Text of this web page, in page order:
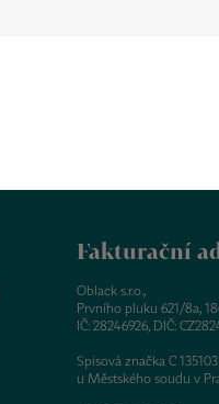
Fakturační
Oblack s.r.o.,
Prvního pluku 621/8a,
IČ: 28246926, DIČ:
Spisová značka C
u Městského soudu v